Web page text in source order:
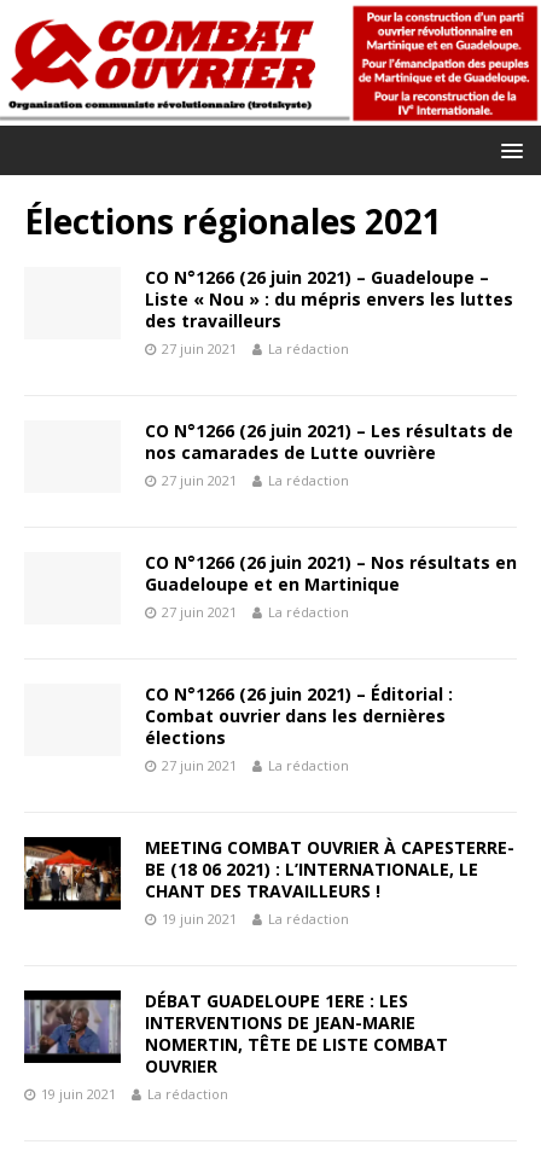
Élections régionales 2021
CO N°1266 (26 juin 2021) – Guadeloupe –
Liste « Nou » : du mépris envers les luttes
des travailleurs
27 juin 2021 La rédaction
CO N°1266 (26 juin 2021) – Les résultats de
nos camarades de Lutte ouvrière
27 juin 2021 La rédaction
CO N°1266 (26 juin 2021) – Nos résultats en
Guadeloupe et en Martinique
27 juin 2021 La rédaction
CO N°1266 (26 juin 2021) – Éditorial :
Combat ouvrier dans les dernières
élections
27 juin 2021 La rédaction
MEETING COMBAT OUVRIER À CAPESTERRE-
BE (18 06 2021) : L’INTERNATIONALE, LE
CHANT DES TRAVAILLEURS !
19 juin 2021 La rédaction
DÉBAT GUADELOUPE 1ERE : LES
INTERVENTIONS DE JEAN-MARIE
NOMERTIN, TÊTE DE LISTE COMBAT
OUVRIER
19 juin 2021 La rédaction